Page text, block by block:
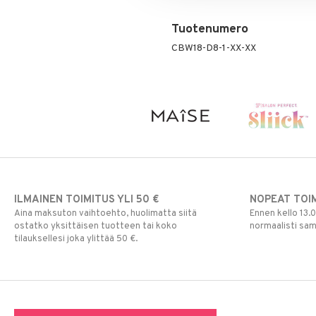
Tuotenumero
CBW18-D8-1-XX-XX
ILMAINEN TOIMITUS YLI 50 €
Aina maksuton vaihtoehto, huolimatta siitä
ostatko yksittäisen tuotteen tai koko
tilauksellesi joka ylittää 50 €.
NOPEAT
Ennen kello
normaalisti